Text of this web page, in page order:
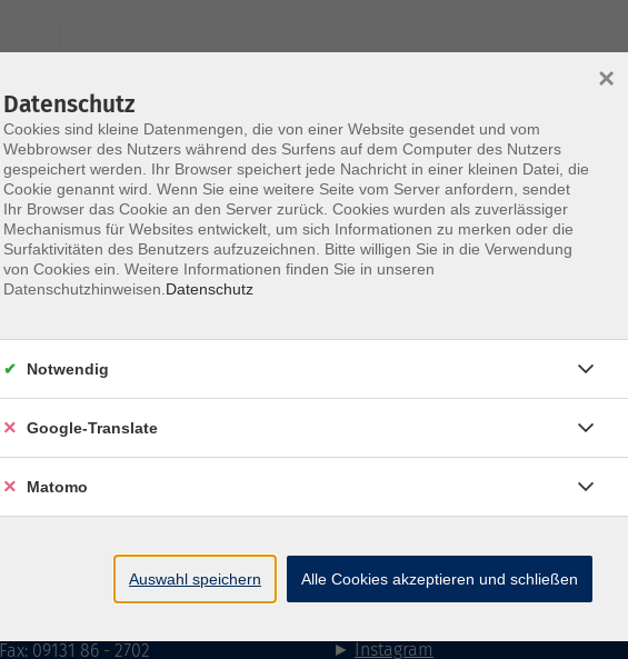
Wochentage Tageszeit nur
mehr laden
Impressum AGB Datenschutzerklärung Datenschutzhinweise
Fax: 09131 86 - 2702
Social Media
► Instagram
Datenschutz
Cookies sind kleine Datenmengen, die von einer Website gesendet und vom
Webbrowser des Nutzers während des Surfens auf dem Computer des Nutzers
gespeichert werden. Ihr Browser speichert jede Nachricht in einer kleinen Datei, die
Cookie genannt wird. Wenn Sie eine weitere Seite vom Server anfordern, sendet
Ihr Browser das Cookie an den Server zurück. Cookies wurden als zuverlässiger
Mechanismus für Websites entwickelt, um sich Informationen zu merken oder die
Surfaktivitäten des Benutzers aufzuzeichnen. Bitte willigen Sie in die Verwendung
von Cookies ein. Weitere Informationen finden Sie in unseren
Datenschutzhinweisen. Datenschutz
×
Notwendig
Google-Translate
Matomo
Auswahl speichern Alle Cookies akzeptieren und schließen